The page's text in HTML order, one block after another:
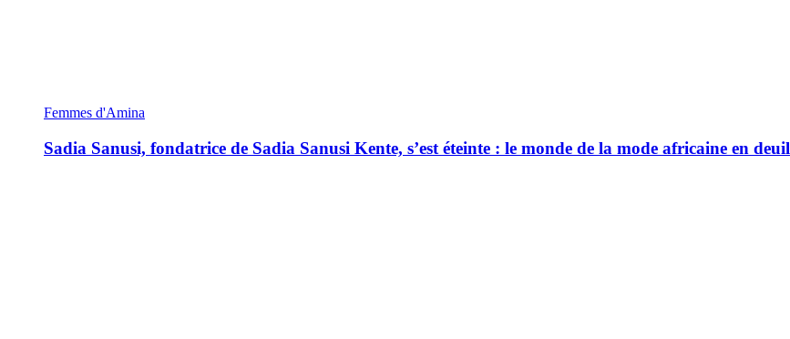
Femmes d'Amina
Sadia Sanusi, fondatrice de Sadia Sanusi Kente, s’est éteinte : le monde de la mode africaine en deuil